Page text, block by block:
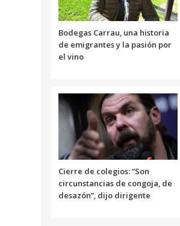
Bodegas Carrau, una historia
de emigrantes y la pasión por
el vino
Cierre de colegios: “Son
circunstancias de congoja, de
desazón”, dijo dirigente